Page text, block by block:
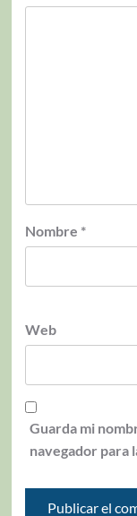
Nombre *
Web
Guarda mi
navegador para